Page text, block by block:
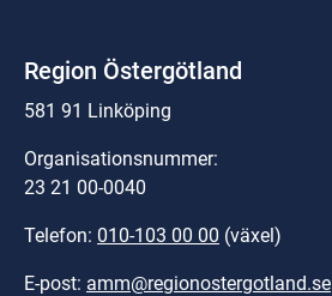
Region Östergötland
581 91 Linköping
Organisationsnummer:
23 21 00-0040
Telefon: 010-103 00 00 (växel)
E-post: amm@regionostergotland.se